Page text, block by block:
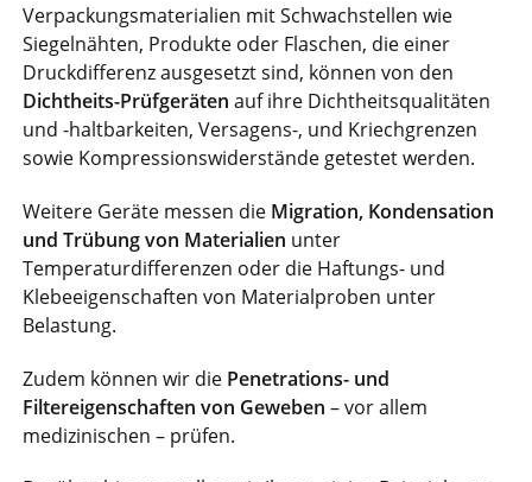
Verpackungsmaterialien mit Schwachstellen wie
Siegelnähten, Produkte oder Flaschen, die einer
Druckdifferenz ausgesetzt sind, können von den
Dichtheits-Prüfgeräten auf ihre Dichtheitsqualitäten
und -haltbarkeiten, Versagens-, und Kriechgrenzen
sowie Kompressionswiderstände getestet werden.
Weitere Geräte messen die Migration, Kondensation
und Trübung von Materialien unter
Temperaturdifferenzen oder die Haftungs- und
Klebeeigenschaften von Materialproben unter
Belastung.
Zudem können wir die Penetrations- und
Filtereigenschaften von Geweben – vor allem
medizinischen – prüfen.